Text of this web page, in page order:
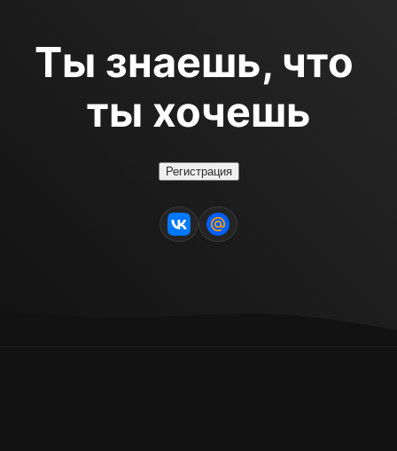
Ты знаешь, что
ты хочешь
Регистрация